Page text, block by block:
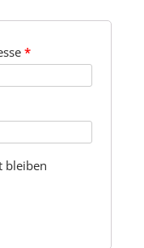
*
bleiben